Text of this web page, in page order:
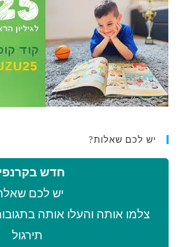
יש לכם שאלות?
חדש
יש לכם
צלמו אותה והעלו אותה
תירגול